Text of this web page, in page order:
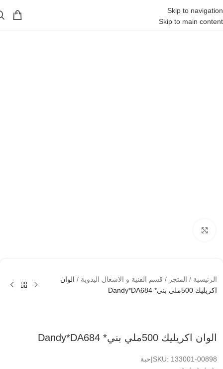
Skip to navigation
Skip to main content
الرئيسية / المتجر / قسم الفنية و الاشغال اليدوية / الوان
اكريليك 500ملي بني* Dandy*DA684
الوان اكريليك 500ملي بني* Dandy*DA684
SKU: 133001-00898|حبة